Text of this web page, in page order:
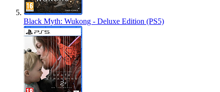
Black Myth: Wukong - Deluxe Edition (PS5)